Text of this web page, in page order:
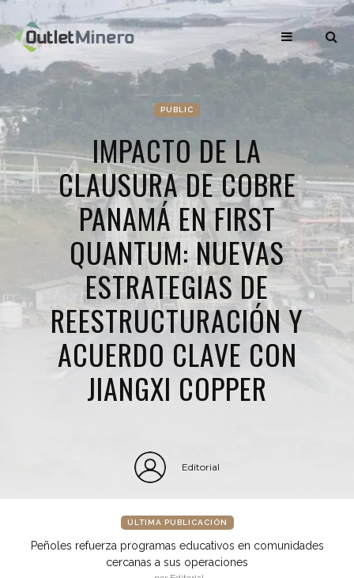
PUBLIC
IMPACTO DE LA
CLAUSURA DE COBRE
PANAMÁ EN FIRST
QUANTUM: NUEVAS
ESTRATEGIAS DE
REESTRUCTURACIÓN Y
ACUERDO CLAVE CON
JIANGXI COPPER
Editorial
ÚLTIMA PUBLICACIÓN
Peñoles refuerza programas educativos en comunidades
cercanas a sus operaciones